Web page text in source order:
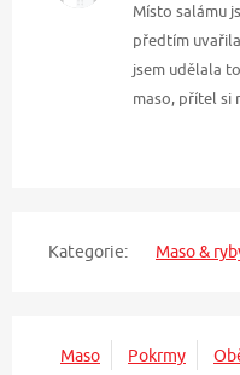
Místo salámu
předtím
jsem udělala
maso, přítel si
Kategorie: Maso &
Maso Pokrmy